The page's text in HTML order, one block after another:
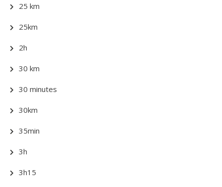
25 km
25km
2h
30 km
30 minutes
30km
35min
3h
3h15